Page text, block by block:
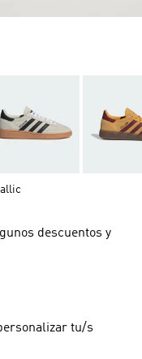
descuentos y
tu/s